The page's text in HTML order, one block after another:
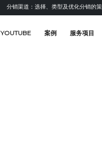
分销渠道：选择、类型及优化分销的策略
YOUTUBE 案例 服务项目